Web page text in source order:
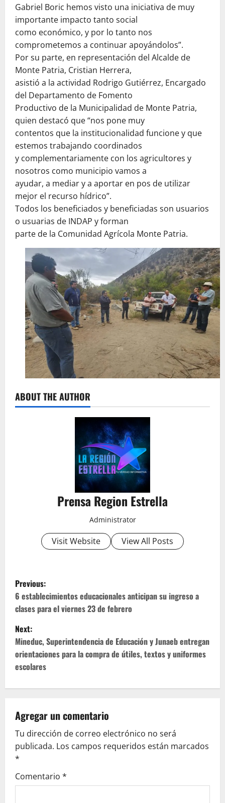
Gabriel Boric hemos visto una iniciativa de muy
importante impacto tanto social
como económico, y por lo tanto nos
comprometemos a continuar apoyándolos”.
Por su parte, en representación del Alcalde de
Monte Patria, Cristian Herrera,
asistió a la actividad Rodrigo Gutiérrez, Encargado
del Departamento de Fomento
Productivo de la Municipalidad de Monte Patria,
quien destacó que “nos pone muy
contentos que la institucionalidad funcione y que
estemos trabajando coordinados
y complementariamente con los agricultores y
nosotros como municipio vamos a
ayudar, a mediar y a aportar en pos de utilizar
mejor el recurso hídrico”.
Todos los beneficiados y beneficiadas son usuarios
o usuarias de INDAP y forman
parte de la Comunidad Agrícola Monte Patria.
ABOUT THE AUTHOR
Prensa Region Estrella
Administrator
Visit Website View All Posts
P
o
s
t
n
a
v
i
g
a
t
Previous:
6 establecimientos educacionales anticipan su ingreso a
clases para el viernes 23 de febrero
Next:
Mineduc, Superintendencia de Educación y Junaeb entregan
orientaciones para la compra de útiles, textos y uniformes
escolares
Agregar un comentario
Tu dirección de correo electrónico no será
publicada. Los campos requeridos están marcados
*
Comentario *